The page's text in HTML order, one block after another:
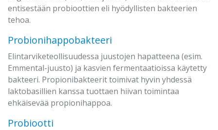
entisestään probioottien eli hyödyllisten bakteerien
tehoa.
Probionihappobakteeri
Elintarviketeollisuudessa juustojen hapatteena (esim.
Emmental-juusto) ja kasvien fermentaatioissa käytetty
bakteeri. Propionibakteerit toimivat hyvin yhdessä
laktobasillien kanssa tuottaen hiivan toimintaa
ehkäisevää propionihappoa.
Probiootti